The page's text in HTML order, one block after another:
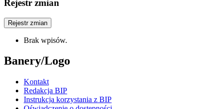
Rejestr zmian
Rejestr zmian
Brak wpisów.
Banery/Logo
Kontakt
Redakcja BIP
Instrukcja korzystania z BIP